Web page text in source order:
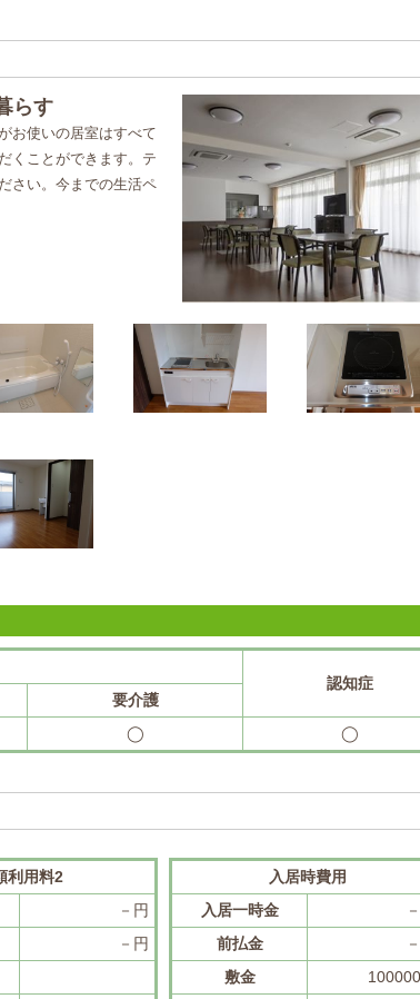
らす
お使いの居室はすべて
くことができます。テ
さい。今までの生活ペ
認知症
要介護
◯ ◯
利用料2
－円
－円
入居時費用
入居一時金
前払金
敷金